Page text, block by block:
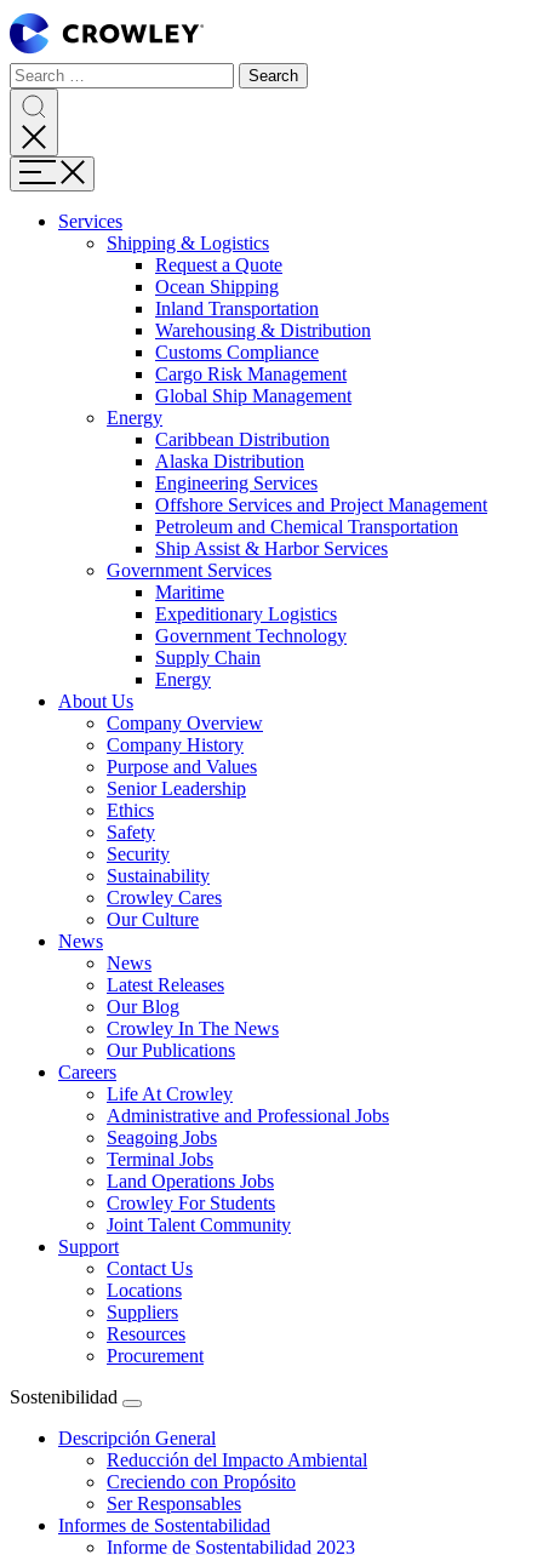
Skip
to
Content
Search
for:
SearchSearch
Search
Menu
Services
Shipping & Logistics
Request a Quote
Ocean Shipping
Inland Transportation
Warehousing & Distribution
Customs Compliance
Cargo Risk Management
Global Ship Management
Energy
Caribbean Distribution
Alaska Distribution
Engineering Services
Offshore Services and Project Management
Petroleum and Chemical Transportation
Ship Assist & Harbor Services
Government Services
Maritime
Expeditionary Logistics
Government Technology
Supply Chain
Energy
About Us
Company Overview
Company History
Purpose and Values
Senior Leadership
Ethics
Safety
Security
Sustainability
Crowley Cares
Our Culture
News
News
Latest Releases
Our Blog
Crowley In The News
Our Publications
Careers
Life At Crowley
Administrative and Professional Jobs
Seagoing Jobs
Terminal Jobs
Land Operations Jobs
Crowley For Students
Joint Talent Community
Support
Contact Us
Locations
Suppliers
Resources
Procurement
Sostenibilidad
Expand
menu
Descripción General
Reducción del Impacto Ambiental
Creciendo con Propósito
Ser Responsables
Informes de Sostentabilidad
Informe de Sostentabilidad 2023